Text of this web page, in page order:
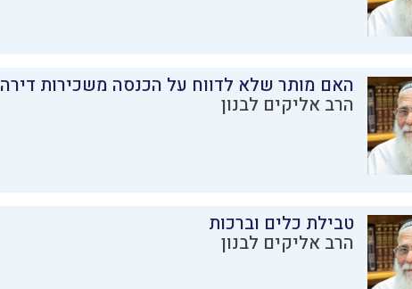
האם מותר שלא לדווח על הכנסה משכירות דירה
הרב אליקים לבנון
טבילת כלים וברכות
הרב אליקים לבנון